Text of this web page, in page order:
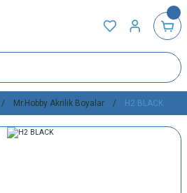
Mr.Hobby Akrilik Boyalar H2 BLACK